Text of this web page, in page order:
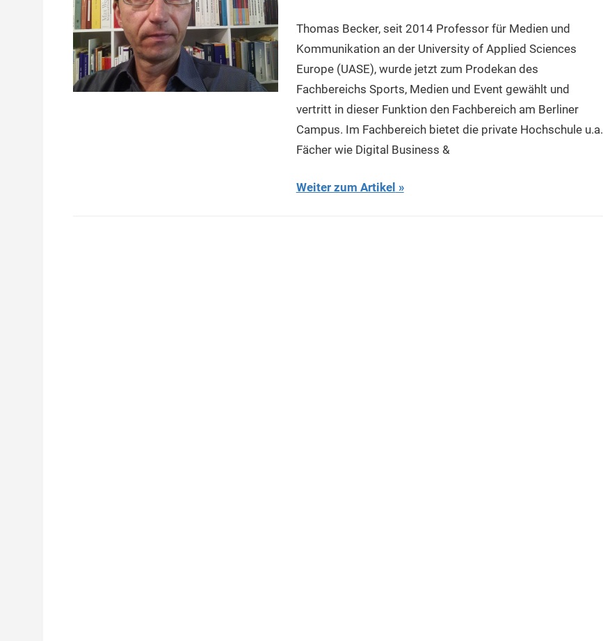
Thomas Becker, seit 2014 Professor für Medien und
Kommunikation an der University of Applied Sciences
Europe (UASE), wurde jetzt zum Prodekan des
Fachbereichs Sports, Medien und Event gewählt und
vertritt in dieser Funktion den Fachbereich am Berliner
Campus. Im Fachbereich bietet die private Hochschule u.a.
Fächer wie Digital Business &
Weiter zum Artikel